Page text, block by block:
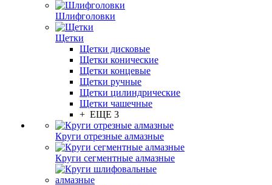
Шлифголовки
Щетки
Щетки дисковые
Щетки конические
Щетки концевые
Щетки ручные
Щетки цилиндрические
Щетки чашечные
+ ЕЩЕ 3
Круги отрезные алмазные
Круги сегментные алмазные